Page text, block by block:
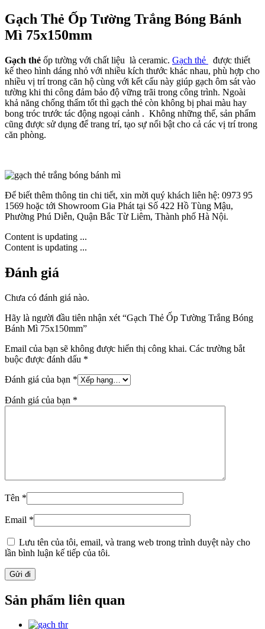
Gạch Thẻ Ốp Tường Trắng Bóng Bánh
Mì 75x150mm
Gạch thẻ ốp tường với chất liệu là ceramic. Gạch thẻ
được thiết
kế theo hình dáng nhỏ với nhiều kích thước khác nhau, phù hợp cho
nhiều vị trí trong căn hộ cùng với kết cấu này giúp gạch ôm sát vào
tường khi thi công đảm bảo độ vững trãi trong công trình. Ngoài
khả năng chống thấm tốt thì gạch thẻ còn không bị phai màu hay
bong tróc trước tác động ngoại cảnh . Không những thế, sản phẩm
cũng được sử dụng để trang trí, tạo sự nổi bật cho cả các vị trí trong
căn phòng.
Để biết thêm thông tin chi tiết, xin mời quý khách liên hệ: 0973 95
1569 hoặc tới Showroom Gia Phát tại Số 422 Hồ Tùng Mậu,
Phường Phú Diễn, Quận Bắc Từ Liêm, Thành phố Hà Nội.
Content is updating ...
Content is updating ...
Đánh giá
Chưa có đánh giá nào.
Hãy là người đầu tiên nhận xét “Gạch Thẻ Ốp Tường Trắng Bóng
Bánh Mì 75x150mm”
Email của bạn sẽ không được hiển thị công khai. Các trường bắt
buộc được đánh dấu *
Đánh giá của bạn *
Đánh giá của bạn *
Tên *
Email *
Lưu tên của tôi, email, và trang web trong trình duyệt này cho
lần bình luận kế tiếp của tôi.
Sản phẩm liên quan